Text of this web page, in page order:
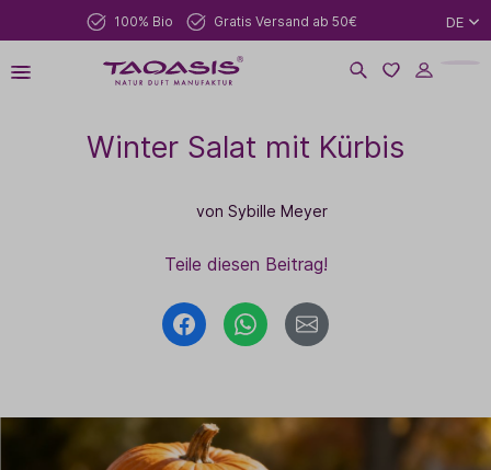
100% Bio Gratis Versand ab 50€ DE
Winter Salat mit Kürbis
von Sybille Meyer
Teile diesen Beitrag!